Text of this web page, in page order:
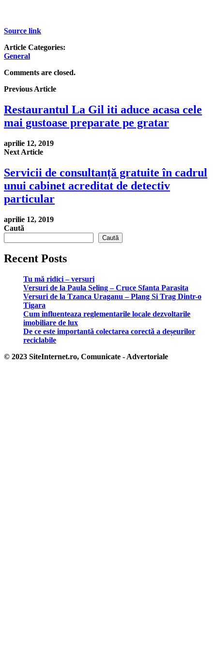
Source link
Article Categories:
General
Comments are closed.
Previous Article
Restaurantul La Gil iti aduce acasa cele
mai gustoase preparate pe gratar
aprilie 12, 2019
Next Article
Servicii de consultanță gratuite în cadrul
unui cabinet acreditat de detectiv
particular
aprilie 12, 2019
Caută
Caută
Recent Posts
Tu mă ridici – versuri
Versuri de la Paula Seling – Cruce Sfanta Parasita
Versuri de la Tzanca Uraganu – Plang Si Trag Dintr-o
Tigara
Cum influenteaza reglementarile locale dezvoltarile
imobiliare de lux
De ce este importantă colectarea corectă a deșeurilor
reciclabile
© 2023 SiteInternet.ro, Comunicate - Advertoriale